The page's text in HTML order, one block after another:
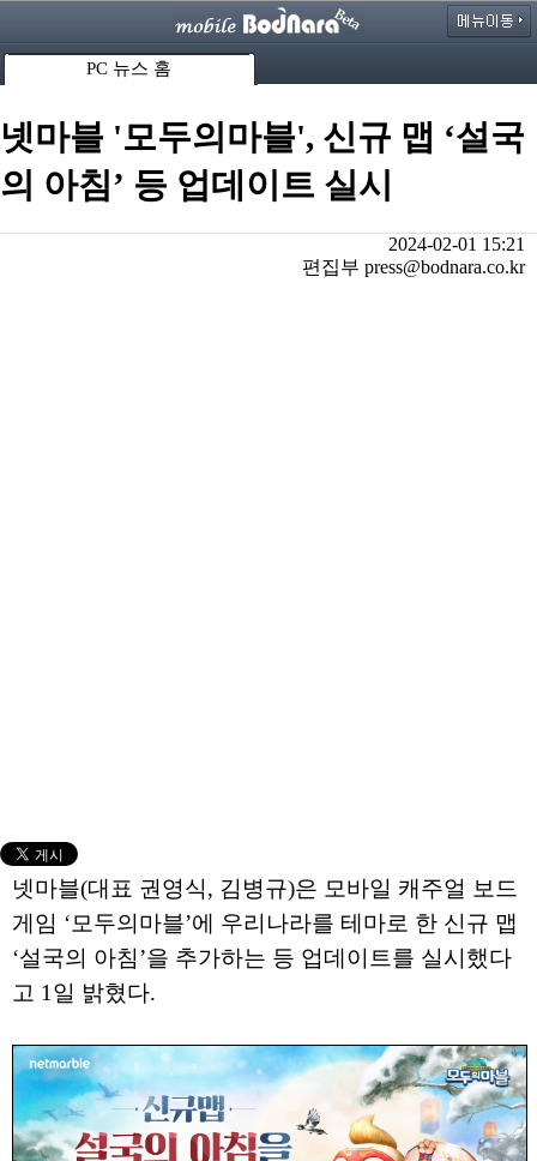
PC 뉴스 홈
넷마블 '모두의마블', 신규 맵 ‘설국
의 아침’ 등 업데이트 실시
2024-02-01 15:21
편집부 press@bodnara.co.kr
넷마블(대표 권영식, 김병규)은 모바일 캐주얼 보드
게임 ‘모두의마블’에 우리나라를 테마로 한 신규 맵
‘설국의 아침’을 추가하는 등 업데이트를 실시했다
고 1일 밝혔다.